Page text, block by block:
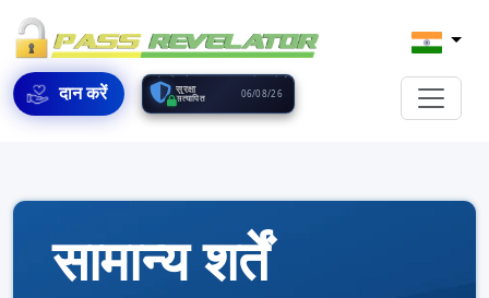
दान करें सुरक्षा
सत्यापित 06/08/26
सामान्य शर्तें